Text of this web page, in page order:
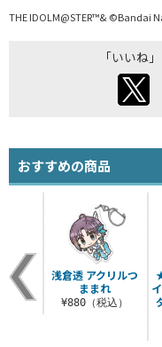
THE IDOLM@STER™& ©Bandai
「いいね
おすすめの商品
浅倉透 アクリルつ
ままれ
¥880（税込）